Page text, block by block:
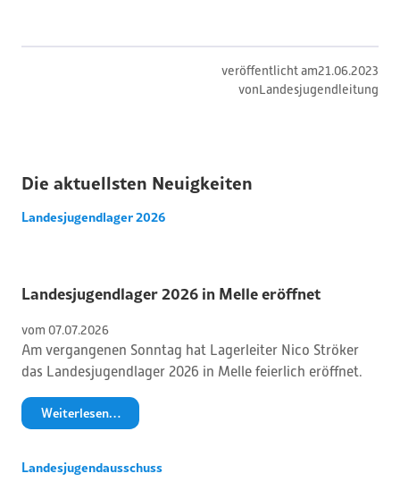
veröffentlicht am21.06.2023
vonLandesjugendleitung
Die aktuellsten Neuigkeiten
Landesjugendlager 2026
Landesjugendlager 2026 in Melle eröffnet
vom 07.07.2026
Am vergangenen Sonntag hat Lagerleiter Nico Ströker
das Landesjugendlager 2026 in Melle feierlich eröffnet.
Weiterlesen…
Landesjugendausschuss